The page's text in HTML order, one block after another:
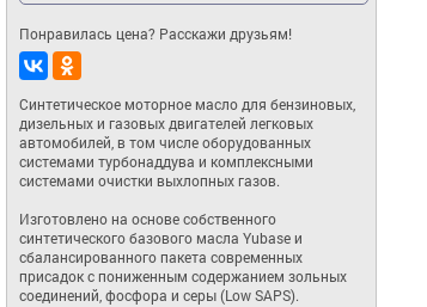
Понравилась цена? Расскажи друзьям!
Синтетическое моторное масло для бензиновых,
дизельных и газовых двигателей легковых
автомобилей, в том числе оборудованных
системами турбонаддува и комплексными
системами очистки выхлопных газов.
Изготовлено на основе собственного
синтетического базового масла Yubase и
сбалансированного пакета современных
присадок с пониженным содержанием зольных
соединений, фосфора и серы (Low SAPS).